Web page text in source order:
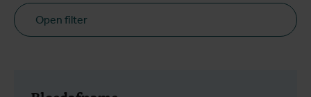
Open filter